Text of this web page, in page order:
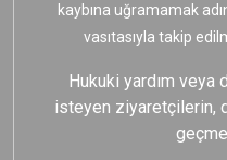
kaybına uğramamak
vasıtasıyla takip
Hukuki yardım veya
isteyen ziyaretçilerin,